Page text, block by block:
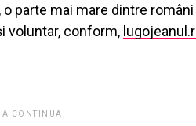
parte mai mare dintre
voluntar, conform,
CONTINUA.